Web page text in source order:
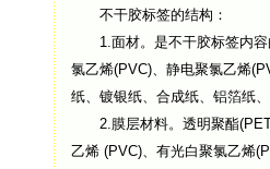
不干胶标签的结构：
1.面材。是不干胶标签内容
氯乙烯(PVC)、静电聚氯乙烯
纸、镀银纸、合成纸、铝箔纸
2.膜层材料。透明聚酯(PET)
乙烯 (PVC)、有光白聚氯乙烯